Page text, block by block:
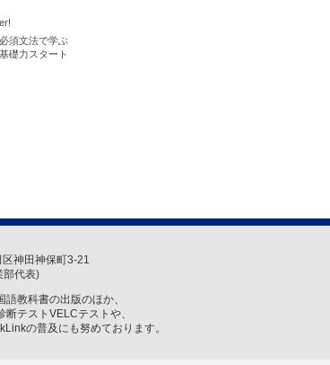
須文法で学ぶ
礎力スタート
神田神保町3-21
部代表)
教科書の出版のほか、
テストVELCテストや、
の普及にも努めております。